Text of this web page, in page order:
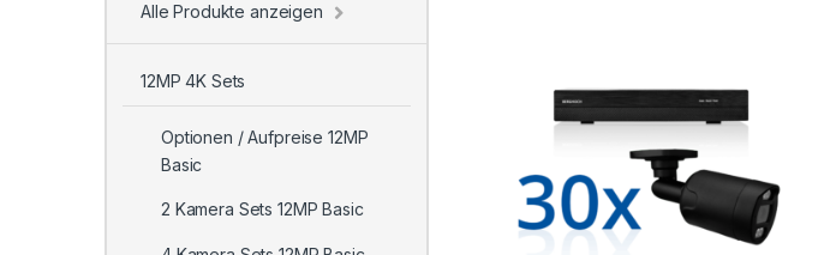
Alle Produkte anzeigen
12MP 4K Sets
Optionen / Aufpreise 12MP
Basic
2 Kamera Sets 12MP Basic